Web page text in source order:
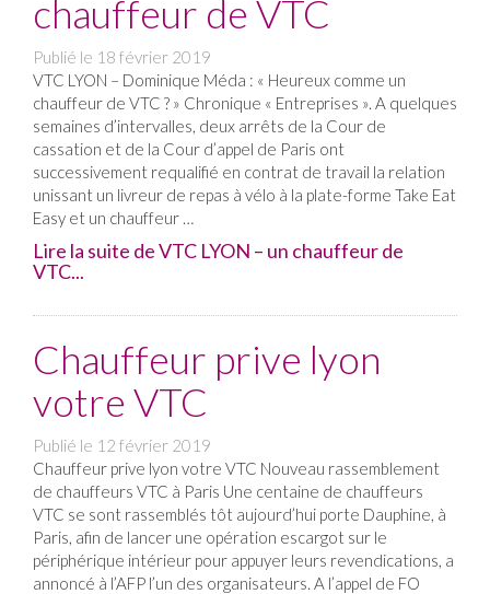
chauffeur de VTC
Publié le 18 février 2019
VTC LYON – Dominique Méda : « Heureux comme un
chauffeur de VTC ? » Chronique « Entreprises ». A quelques
semaines d’intervalles, deux arrêts de la Cour de
cassation et de la Cour d’appel de Paris ont
successivement requalifié en contrat de travail la relation
unissant un livreur de repas à vélo à la plate-forme Take Eat
Easy et un chauffeur …
Lire la suite de VTC LYON – un chauffeur de
VTC...
Chauffeur prive lyon
votre VTC
Publié le 12 février 2019
Chauffeur prive lyon votre VTC Nouveau rassemblement
de chauffeurs VTC à Paris Une centaine de chauffeurs
VTC se sont rassemblés tôt aujourd’hui porte Dauphine, à
Paris, afin de lancer une opération escargot sur le
périphérique intérieur pour appuyer leurs revendications, a
annoncé à l’AFP l’un des organisateurs. A l’appel de FO